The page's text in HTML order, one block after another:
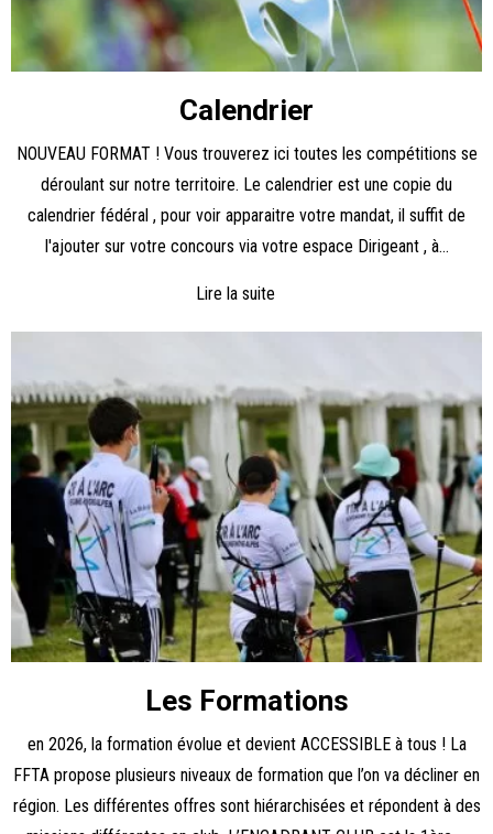
Calendrier
NOUVEAU FORMAT ! Vous trouverez ici toutes les compétitions se
déroulant sur notre territoire. Le calendrier est une copie du
calendrier fédéral , pour voir apparaitre votre mandat, il suffit de
l'ajouter sur votre concours via votre espace Dirigeant , à...
Lire la suite
Les Formations
en 2026, la formation évolue et devient ACCESSIBLE à tous ! La
FFTA propose plusieurs niveaux de formation que l’on va décliner en
région. Les différentes offres sont hiérarchisées et répondent à des